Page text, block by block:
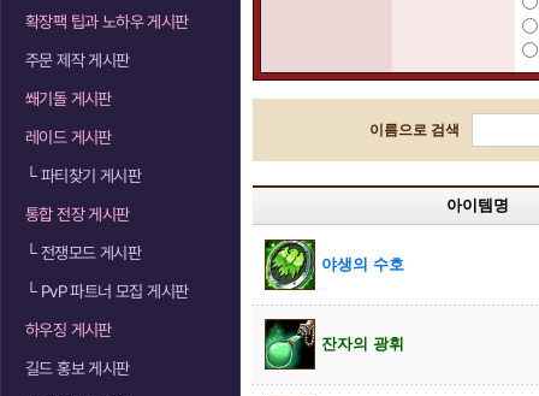
확장팩 팁과 노하우 게시판
주문 제작 게시판
쐐기돌 게시판
레이드 게시판
└파티찾기 게시판
통합 전장 게시판
└전쟁모드 게시판
└PvP 파트너 모집 게시판
하우징 게시판
길드 홍보 게시판
이름으로 검색
아이템명
야생의 수호
잔자의 광휘